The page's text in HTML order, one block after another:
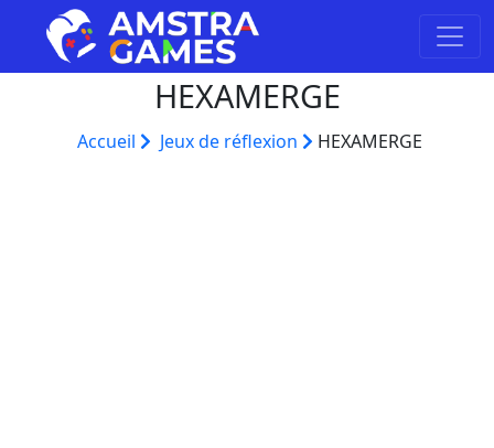
HEXAMERGE
Accueil Jeux de réflexion HEXAMERGE